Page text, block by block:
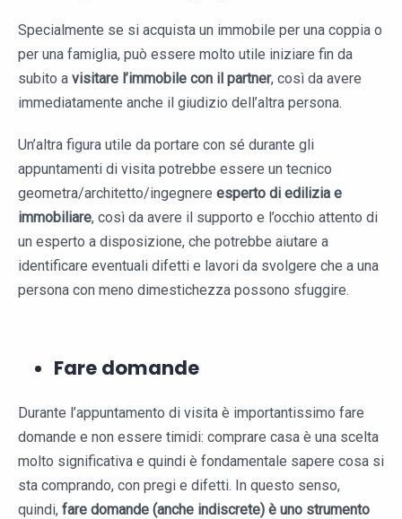
Specialmente se si acquista un immobile per una coppia o
per una famiglia, può essere molto utile iniziare fin da
subito a visitare l’immobile con il partner, così da avere
immediatamente anche il giudizio dell’altra persona.
Un’altra figura utile da portare con sé durante gli
appuntamenti di visita potrebbe essere un tecnico
geometra/architetto/ingegnere esperto di edilizia e
immobiliare, così da avere il supporto e l’occhio attento di
un esperto a disposizione, che potrebbe aiutare a
identificare eventuali difetti e lavori da svolgere che a una
persona con meno dimestichezza possono sfuggire.
Fare domande
Durante l’appuntamento di visita è importantissimo fare
domande e non essere timidi: comprare casa è una scelta
molto significativa e quindi è fondamentale sapere cosa si
sta comprando, con pregi e difetti. In questo senso,
quindi, fare domande (anche indiscrete) è uno strumento